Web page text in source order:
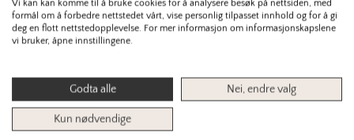
stekeovnen, og stek i fem minutter før du
senker temperaturen til 90 °C. Kaken skal steke
Vi kan kan komme til å bruke cookies for å analysere besøk på nettsiden, med
formål om å forbedre nettstedet vårt, vise personlig tilpasset innhold og for å gi
deg en flott nettstedopplevelse. For mer informasjon om informasjonskapslene
vi bruker, åpne innstillingene.
Godta alle Nei, endre valg
Kun nødvendige